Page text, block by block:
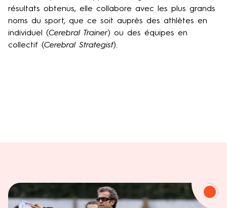
résultats obtenus, elle collabore avec les plus grands
noms du sport, que ce soit auprès des athlètes en
individuel (Cerebral Trainer) ou des équipes en
collectif (Cerebral Strategist).